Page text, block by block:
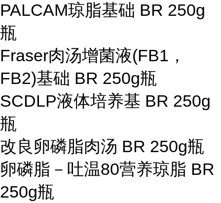
PALCAM琼脂基础 BR 250g
瓶
Fraser肉汤增菌液(FB1，
FB2)基础 BR 250g瓶
SCDLP液体培养基 BR 250g
瓶
改良卵磷脂肉汤 BR 250g瓶
卵磷脂－吐温80营养琼脂 BR
250g瓶